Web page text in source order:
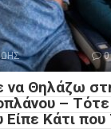
0
να Θηλάζω
–
Είπε Κάτι που